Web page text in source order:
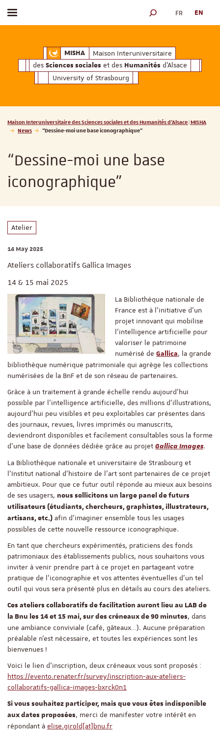
MISHAMaison Interuniversitaire des
Maison Interuniversitaire
des Sciences sociales et des Humanités d'Alsace
University of Strasbourg
Toggle menu SEARCH ENGINE
FR EN
Vous êtes ici :
Maison Interuniversitaire des Sciences sociales et des Humanités d'Alsace | MISHA
News
“Dessine-moi une base iconographique”
“Dessine-moi une base
iconographique”
Atelier
14 May 2025
Ateliers collaboratifs Gallica Images
14 & 15 mai 2025
La Bibliothèque nationale de
France est à l’initiative d’un
projet innovant qui mobilise
l’intelligence artificielle pour
valoriser le patrimoine
numérisé de Gallica, la grande
bibliothèque numérique patrimoniale qui agrège les collections
numérisées de la BnF et de son réseau de partenaires.
Grâce à un traitement à grande échelle rendu aujourd’hui
possible par l’intelligence artificielle, des millions d’illustrations,
aujourd’hui peu visibles et peu exploitables car présentes dans
des journaux, revues, livres imprimés ou manuscrits,
deviendront disponibles et facilement consultables sous la forme
d’une base de données dédiée grâce au projet Gallica Images.
La Bibliothèque nationale et universitaire de Strasbourg et
l’Institut national d’histoire de l’art sont partenaires de ce projet
ambitieux. Pour que ce futur outil réponde au mieux aux besoins
de ses usagers, nous sollicitons un large panel de futurs
utilisateurs (étudiants, chercheurs, graphistes, illustrateurs,
artisans, etc.) afin d’imaginer ensemble tous les usages
possibles de cette nouvelle ressource iconographique.
En tant que chercheurs expérimentés, praticiens des fonds
patrimoniaux des établissements publics, nous souhaitons vous
inviter à venir prendre part à ce projet en partageant votre
pratique de l'iconographie et vos attentes éventuelles d'un tel
outil qui vous sera présenté plus en détails au cours des ateliers.
Ces ateliers collaboratifs de facilitation auront lieu au LAB de
la Bnu les 14 et 15 mai, sur des créneaux de 90 minutes, dans
une ambiance conviviale (café, gâteaux…). Aucune préparation
préalable n’est nécessaire, et toutes les expériences sont les
bienvenues !
Voici le lien d'inscription, deux créneaux vous sont proposés :
https://evento.renater.fr/survey/inscription-aux-ateliers-
collaboratifs-gallica-images-bxrck0n1
Si vous souhaitez participer, mais que vous êtes indisponible
aux dates proposées, merci de manifester votre intérêt en
répondant à elise.girold[at]bnu.fr